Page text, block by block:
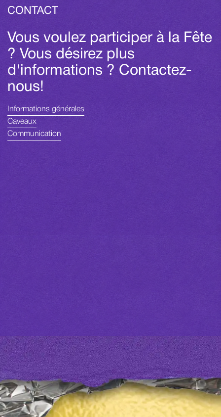
CONTACT
Vous voulez participer à la Fête
? Vous désirez plus
d'informations ? Contactez-
nous!
Informations générales
Caveaux
Communication